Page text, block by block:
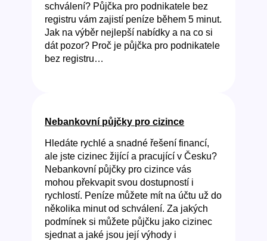
schválení? Půjčka pro podnikatele bez
registru vám zajistí peníze během 5 minut.
Jak na výběr nejlepší nabídky a na co si
dát pozor? Proč je půjčka pro podnikatele
bez registru…
Nebankovní půjčky pro cizince
Hledáte rychlé a snadné řešení financí,
ale jste cizinec žijící a pracující v Česku?
Nebankovní půjčky pro cizince vás
mohou překvapit svou dostupností i
rychlostí. Peníze můžete mít na účtu už do
několika minut od schválení. Za jakých
podmínek si můžete půjčku jako cizinec
sjednat a jaké jsou její výhody i